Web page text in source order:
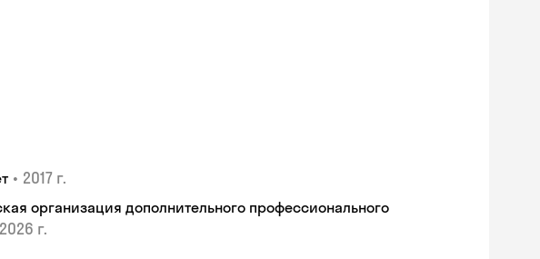
• 2017 г.
организация дополнительного профессионального
2026 г.